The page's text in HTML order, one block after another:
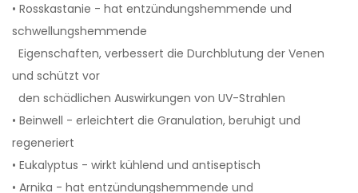
• Rosskastanie - hat entzündungshemmende und
schwellungshemmende
Eigenschaften, verbessert die Durchblutung der Venen
und schützt vor
den schädlichen Auswirkungen von UV-Strahlen
• Beinwell - erleichtert die Granulation, beruhigt und
regeneriert
• Eukalyptus - wirkt kühlend und antiseptisch
• Arnika - hat entzündungshemmende und